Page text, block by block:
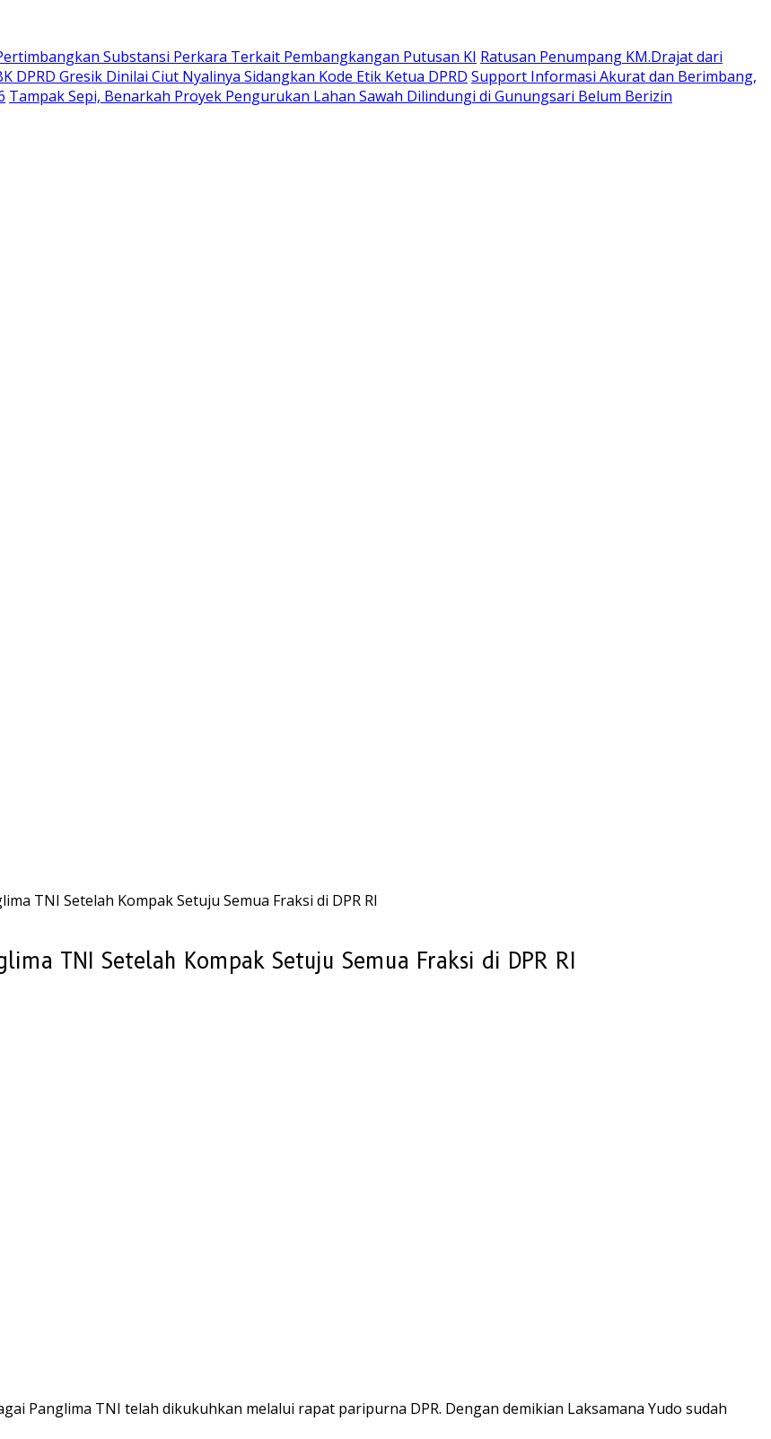
Substansi Perkara Terkait Pembangkangan Putusan KI Ratusan Penumpang KM.Drajat dari
DPRD Gresik Dinilai Ciut Nyalinya Sidangkan Kode Etik Ketua DPRD Support Informasi Akurat dan Berimbang,
Tampak Sepi, Benarkah Proyek Pengurukan Lahan Sawah Dilindungi di Gunungsari Belum Berizin
TNI Setelah Kompak Setuju Semua Fraksi di DPR RI
TNI Setelah Kompak Setuju Semua Fraksi di DPR RI
Panglima TNI telah dikukuhkan melalui rapat paripurna DPR. Dengan demikian Laksamana Yudo sudah